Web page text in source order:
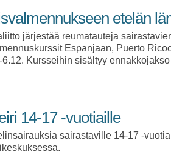
etelän
järjestää reumatauteja
Espanjaan, Puerto
Kursseihin sisältyy
14-17 -vuotiaille
sairastaville 14-17 -